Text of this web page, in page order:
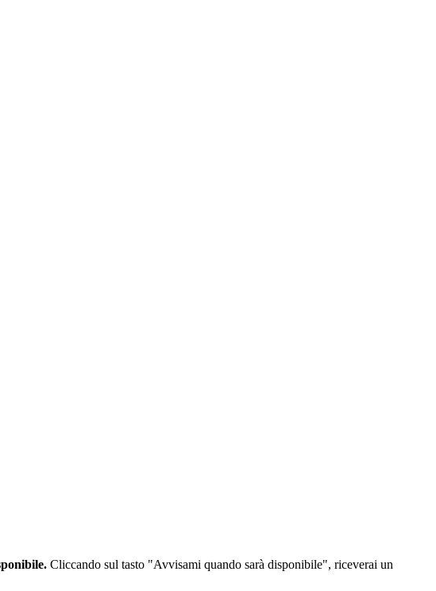
Cliccando sul tasto "Avvisami quando sarà disponibile", riceverai un